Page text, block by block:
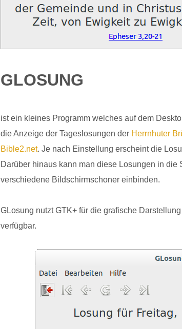
GLOSUNG
ist ein kleines Programm welches auf dem
die Anzeige der Tageslosungen der Herrnhuter
Bible2.net. Je nach Einstellung erscheint die
Darüber hinaus kann man diese Losungen in
verschiedene Bildschirmschoner einbinden.
GLosung nutzt GTK+ für die grafische
verfügbar.